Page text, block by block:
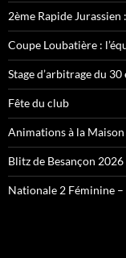
2ème Rapide
Coupe Loubatière :
Stage d’arbitrage du 30
Fête du club
Animations à la
Blitz de Besançon 2026
Nationale 2 Féminine